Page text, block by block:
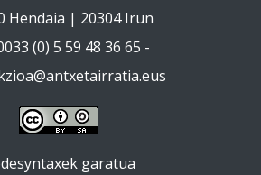
Hendaia | 20304 Irun
(0) 5 59 48 36 65 -
garatua